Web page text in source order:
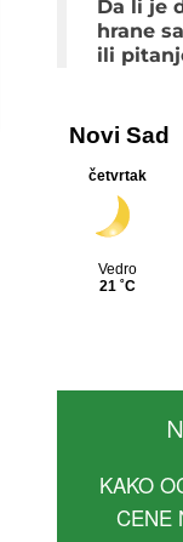
Da li je
hrane
ili
KAKO
CENE